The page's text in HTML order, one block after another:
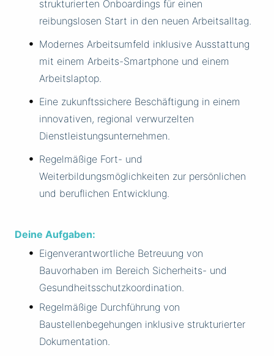
strukturierten Onboardings für einen
reibungslosen Start in den neuen Arbeitsalltag.
Modernes Arbeitsumfeld inklusive Ausstattung
mit einem Arbeits-Smartphone und einem
Arbeitslaptop.
Eine zukunftssichere Beschäftigung in einem
innovativen, regional verwurzelten
Dienstleistungsunternehmen.
Regelmäßige Fort- und
Weiterbildungsmöglichkeiten zur persönlichen
und beruflichen Entwicklung.
Deine Aufgaben:
Eigenverantwortliche Betreuung von
Bauvorhaben im Bereich Sicherheits- und
Gesundheitsschutzkoordination.
Regelmäßige Durchführung von
Baustellenbegehungen inklusive strukturierter
Dokumentation.